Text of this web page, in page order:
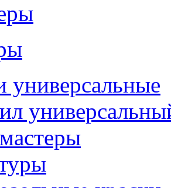
универсальные